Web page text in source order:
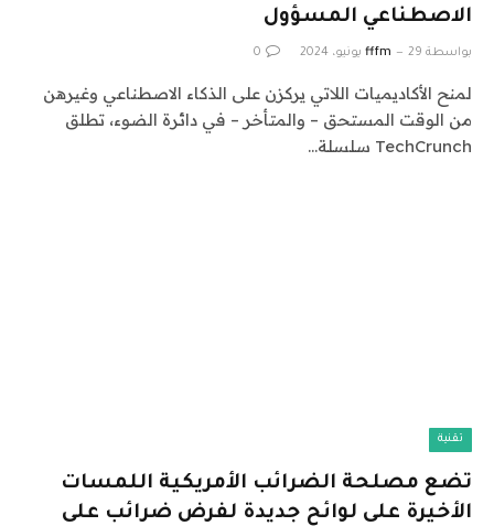
الاصطناعي المسؤول
بواسطة fffm 29 يونيو، 2024 0
لمنح الأكاديميات اللاتي يركزن على الذكاء الاصطناعي وغيرهن
من الوقت المستحق – والمتأخر – في دائرة الضوء، تطلق
TechCrunch سلسلة…
تقنية
تضع مصلحة الضرائب الأمريكية اللمسات
الأخيرة على لوائح جديدة لفرض ضرائب على